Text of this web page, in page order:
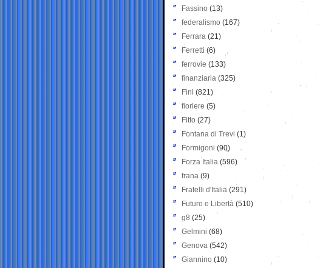
Fassino (13)
federalismo (167)
Ferrara (21)
Ferretti (6)
ferrovie (133)
finanziaria (325)
Fini (821)
fioriere (5)
Fitto (27)
Fontana di Trevi (1)
Formigoni (90)
Forza Italia (596)
frana (9)
Fratelli d'Italia (291)
Futuro e Libertà (510)
g8 (25)
Gelmini (68)
Genova (542)
Giannino (10)